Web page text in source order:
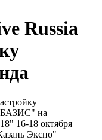
Russia
на
16-18 октября
Экспо"